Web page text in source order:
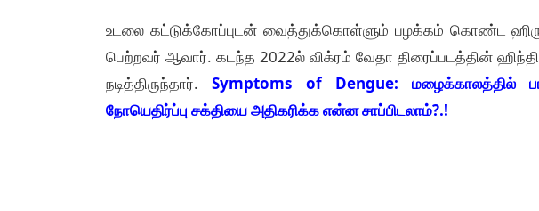
உடலை கட்டுக்கோப்புடன் வைத்துக்கொள்ளும் பழக்கம் கொண்ட
பெற்றவர் ஆவார். கடந்த 2022ல் விக்ரம் வேதா திரைப்படத்தின் ஹிந்தி
நடித்திருந்தார்.Symptoms of Dengue: மழைக்காலத்தில்
நோயெதிர்ப்பு சக்தியை அதிகரிக்க என்ன சாப்பிடலாம்?.!